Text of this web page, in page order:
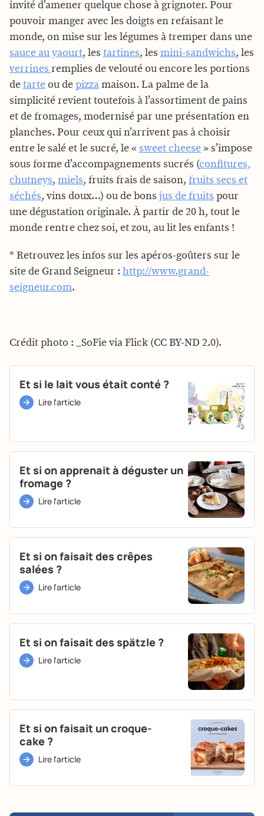
invité d’amener quelque chose à grignoter. Pour
pouvoir manger avec les doigts en refaisant le
monde, on mise sur les légumes à tremper dans une
sauce au yaourt, les tartines, les mini-sandwichs, les
verrines remplies de velouté ou encore les portions
de tarte ou de pizza maison. La palme de la
simplicité revient toutefois à l’assortiment de pains
et de fromages, modernisé par une présentation en
planches. Pour ceux qui n’arrivent pas à choisir
entre le salé et le sucré, le « sweet cheese » s’impose
sous forme d’accompagnements sucrés (confitures,
chutneys, miels, fruits frais de saison, fruits secs et
séchés, vins doux…) ou de bons jus de fruits pour
une dégustation originale. À partir de 20 h, tout le
monde rentre chez soi, et zou, au lit les enfants !
* Retrouvez les infos sur les apéros-goûters sur le
site de Grand Seigneur : http://www.grand-
seigneur.com.
Crédit photo : _SoFie via Flick (CC BY-ND 2.0).
Et si le lait vous était conté ?
Lire l'article
Et si on apprenait à déguster un
fromage ?
Lire l'article
Et si on faisait des crêpes
salées ?
Lire l'article
Et si on faisait des spätzle ?
Lire l'article
Et si on faisait un croque-
cake ?
Lire l'article